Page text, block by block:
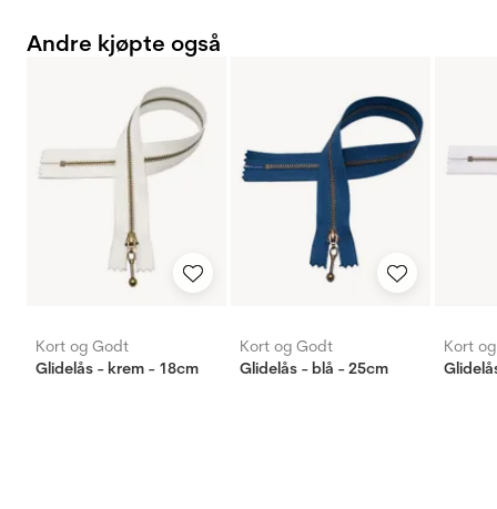
Andre kjøpte også
Kort og Godt
Glidelås - krem - 18cm
Kort og Godt
Glidelås - blå - 25cm
Kort